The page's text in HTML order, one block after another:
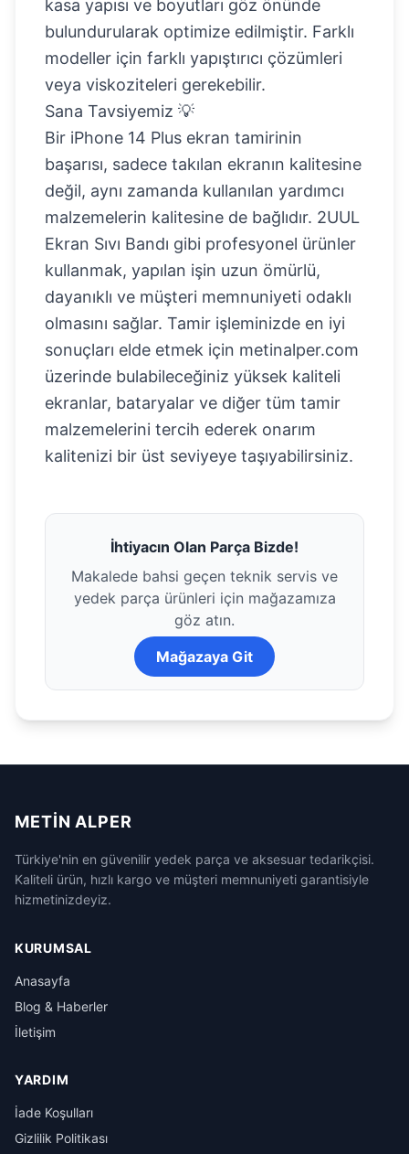
kasa yapısı ve boyutları göz önünde
bulundurularak optimize edilmiştir. Farklı
modeller için farklı yapıştırıcı çözümleri
veya viskoziteleri gerekebilir.
Sana Tavsiyemiz 💡
Bir iPhone 14 Plus ekran tamirinin
başarısı, sadece takılan ekranın kalitesine
değil, aynı zamanda kullanılan yardımcı
malzemelerin kalitesine de bağlıdır. 2UUL
Ekran Sıvı Bandı gibi profesyonel ürünler
kullanmak, yapılan işin uzun ömürlü,
dayanıklı ve müşteri memnuniyeti odaklı
olmasını sağlar. Tamir işleminizde en iyi
sonuçları elde etmek için metinalper.com
üzerinde bulabileceğiniz yüksek kaliteli
ekranlar, bataryalar ve diğer tüm tamir
malzemelerini tercih ederek onarım
kalitenizi bir üst seviyeye taşıyabilirsiniz.
İhtiyacın Olan Parça Bizde!
Makalede bahsi geçen teknik servis ve
yedek parça ürünleri için mağazamıza
göz atın.
Mağazaya Git
METIN ALPER
Türkiye'nin en güvenilir yedek parça ve aksesuar tedarikçisi.
Kaliteli ürün, hızlı kargo ve müşteri memnuniyeti garantisiyle
hizmetinizdeyiz.
KURUMSAL
Anasayfa
Blog & Haberler
İletişim
YARDIM
İade Koşulları
Gizlilik Politikası